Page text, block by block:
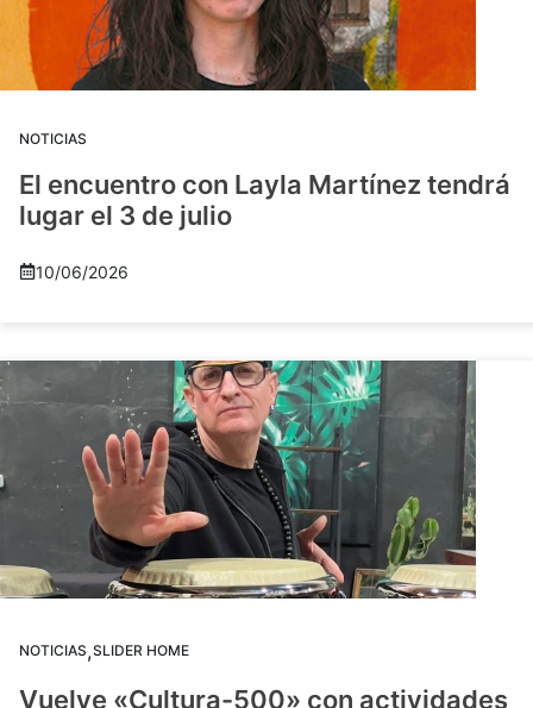
NOTICIAS
El encuentro con Layla Martínez tendrá
lugar el 3 de julio
10/06/2026
NOTICIAS,SLIDER HOME
Vuelve «Cultura-500» con actividades